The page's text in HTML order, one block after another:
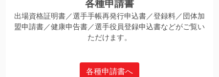
各種申請書
出場資格証明書／選手手帳再発行申込書／登録料／団体加
盟申請書／健康申告書／選手役員登録申込書などがご覧い
ただけます。
各種申請書へ